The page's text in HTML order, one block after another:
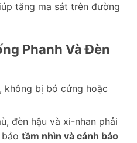
tăng ma sát trên đường
Phanh Và Đèn
không bị bó cứng hoặc
đèn hậu và xi-nhan phải
tầm nhìn và cảnh báo